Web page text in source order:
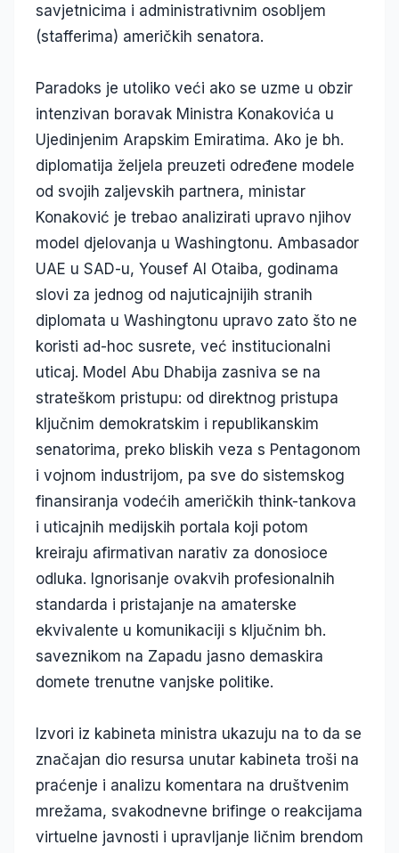
savjetnicima i administrativnim osobljem
(stafferima) američkih senatora.
Paradoks je utoliko veći ako se uzme u obzir
intenzivan boravak Ministra Konakovića u
Ujedinjenim Arapskim Emiratima. Ako je bh.
diplomatija željela preuzeti određene modele
od svojih zaljevskih partnera, ministar
Konaković je trebao analizirati upravo njihov
model djelovanja u Washingtonu. Ambasador
UAE u SAD-u, Yousef Al Otaiba, godinama
slovi za jednog od najuticajnijih stranih
diplomata u Washingtonu upravo zato što ne
koristi ad-hoc susrete, već institucionalni
uticaj. Model Abu Dhabija zasniva se na
strateškom pristupu: od direktnog pristupa
ključnim demokratskim i republikanskim
senatorima, preko bliskih veza s Pentagonom
i vojnom industrijom, pa sve do sistemskog
finansiranja vodećih američkih think-tankova
i uticajnih medijskih portala koji potom
kreiraju afirmativan narativ za donosioce
odluka. Ignorisanje ovakvih profesionalnih
standarda i pristajanje na amaterske
ekvivalente u komunikaciji s ključnim bh.
saveznikom na Zapadu jasno demaskira
domete trenutne vanjske politike.
Izvori iz kabineta ministra ukazuju na to da se
značajan dio resursa unutar kabineta troši na
praćenje i analizu komentara na društvenim
mrežama, svakodnevne brifinge o reakcijama
virtuelne javnosti i upravljanje ličnim brendom